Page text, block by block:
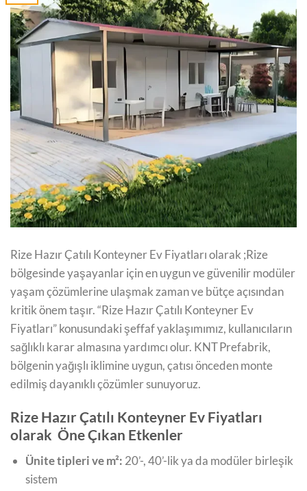
Rize Hazır Çatılı Konteyner Ev Fiyatları olarak ;Rize
bölgesinde yaşayanlar için en uygun ve güvenilir modüler
yaşam çözümlerine ulaşmak zaman ve bütçe açısından
kritik önem taşır. “Rize Hazır Çatılı Konteyner Ev
Fiyatları” konusundaki şeffaf yaklaşımımız, kullanıcıların
sağlıklı karar almasına yardımcı olur. KNT Prefabrik,
bölgenin yağışlı iklimine uygun, çatısı önceden monte
edilmiş dayanıklı çözümler sunuyoruz.
Rize Hazır Çatılı Konteyner Ev Fiyatları
olarak Öne Çıkan Etkenler
Ünite tipleri ve m²: 20’-, 40’-lik ya da modüler birleşik
sistem